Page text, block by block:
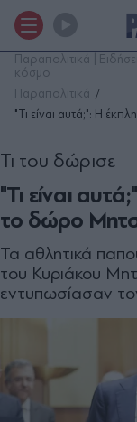
Παραπολιτικά |
κόσμο
Παραπολιτικά
"Τι είναι αυτά;": Η
"Τι είναι
το δώρο
Τι του δώρισε
Τα αθλητικά
του Κυριάκου
εντυπωσίασαν